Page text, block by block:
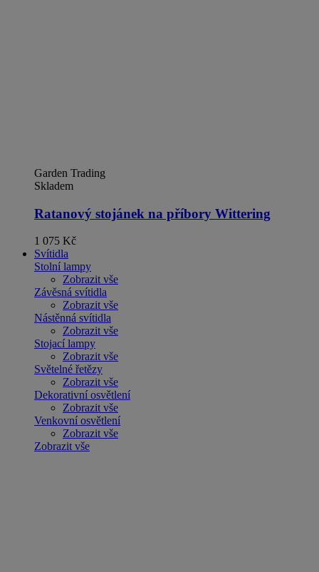
Garden Trading
Skladem
Ratanový stojánek na příbory Wittering
1 075 Kč
Svítidla
Stolní lampy
Zobrazit vše
Závěsná svítidla
Zobrazit vše
Nástěnná svítidla
Zobrazit vše
Stojací lampy
Zobrazit vše
Světelné řetězy
Zobrazit vše
Dekorativní osvětlení
Zobrazit vše
Venkovní osvětlení
Zobrazit vše
Zobrazit vše